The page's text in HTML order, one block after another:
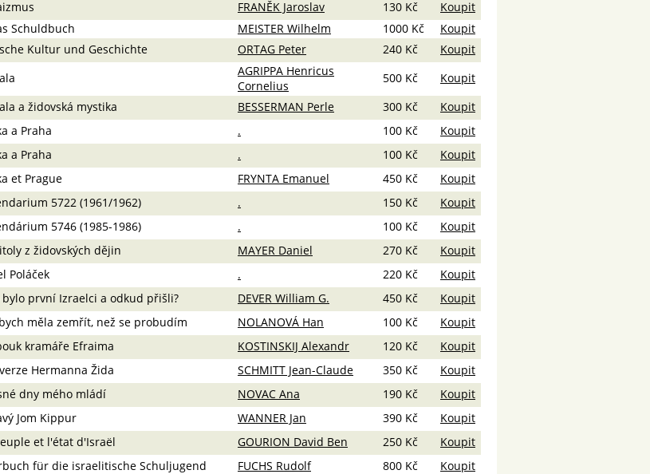
FRANĚK Jaroslav 130 Kč
Koupit
Schuldbuch MEISTER Wilhelm 1000 Kč
Koupit
Kultur und Geschichte ORTAG Peter 240 Kč
Koupit
AGRIPPA Henricus
Cornelius
500 Kč
Koupit
a židovská mystika BESSERMAN Perle 300 Kč
Koupit
a Praha . 100 Kč
Koupit
a Praha . 100 Kč
Koupit
et Prague FRYNTA Emanuel 450 Kč
Koupit
5722 (1961/1962) . 150 Kč
Koupit
5746 (1985-1986) . 100 Kč
Koupit
z židovských dějin MAYER Daniel 270 Kč
Koupit
Poláček . 220 Kč
Koupit
bylo první Izraelci a odkud přišli? DEVER William G. 450 Kč
Koupit
měla zemřít, než se probudím NOLANOVÁ Han 100 Kč
Koupit
kramáře Efraima KOSTINSKIJ Alexandr 120 Kč
Koupit
Hermanna Žida SCHMITT Jean-Claude 350 Kč
Koupit
dny mého mládí NOVAC Ana 190 Kč
Koupit
Jom Kippur WANNER Jan 390 Kč
Koupit
et l'état d'Israël GOURION David Ben 250 Kč
Koupit
für die israelitische Schuljugend FUCHS Rudolf 800 Kč
Koupit